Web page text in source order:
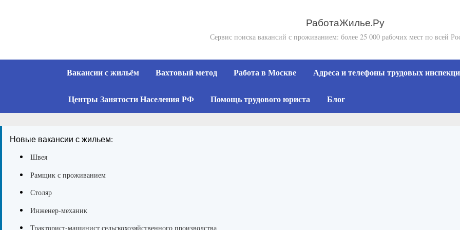
РаботаЖилье.Ру
Сервис поиска вакансий с проживанием: более 25 000 рабочих мест по всей
Вакансии с жильём Вахтовый метод Работа в Москве Адреса и телефоны трудовых
Центры Занятости Населения РФ Помощь трудового юриста Блог
Новые вакансии с жильем:
Швея
Рамщик с проживанием
Столяр
Инженер-механик
Тракторист-машинист сельскохозяйственного производства